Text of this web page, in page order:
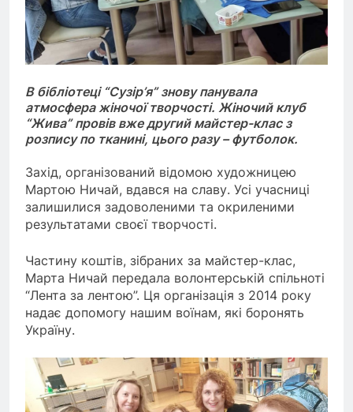
В бібліотеці “Сузір’я” знову панувала
атмосфера жіночої творчості. Жіночий клуб
“Жива” провів вже другий майстер-клас з
розпису по тканині, цього разу – футболок.
Захід, організований відомою художницею
Мартою Ничай, вдався на славу. Усі учасниці
залишилися задоволеними та окриленими
результатами своєї творчості.
Частину коштів, зібраних за майстер-клас,
Марта Ничай передала волонтерській спільноті
“Лента за лентою”. Ця організація з 2014 року
надає допомогу нашим воїнам, які боронять
Україну.